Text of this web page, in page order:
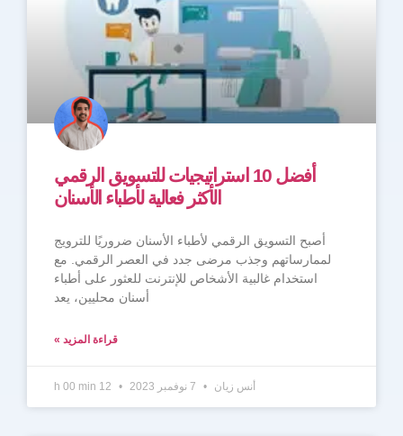
أفضل 10 استراتيجيات للتسويق الرقمي
الأكثر فعالية لأطباء الأسنان
أصبح التسويق الرقمي لأطباء الأسنان ضروريًا للترويج
لممارساتهم وجذب مرضى جدد في العصر الرقمي. مع
استخدام غالبية الأشخاص للإنترنت للعثور على أطباء
أسنان محليين، يعد
قراءة المزيد »
أنس زيان